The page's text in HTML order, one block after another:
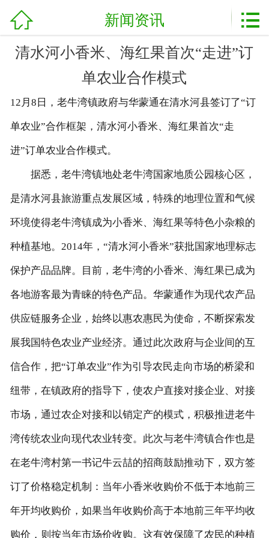
网站首页
关于我们
产品展示
新闻资讯
客户案例
资质荣誉
农业技术
联系我们
 新闻资讯 
清水河小香米、海红果首次“走进”订
单农业合作模式
12月8日，老牛湾镇政府与华蒙通在清水河县签订了“订
单农业”合作框架，清水河小香米、海红果首次“走
进”订单农业合作模式。
据悉，老牛湾镇地处老牛湾国家地质公园核心区，
是清水河县旅游重点发展区域，特殊的地理位置和气候
环境使得老牛湾镇成为小香米、海红果等特色小杂粮的
种植基地。2014年，“清水河小香米”获批国家地理标志
保护产品品牌。目前，老牛湾的小香米、海红果已成为
各地游客最为青睐的特色产品。华蒙通作为现代农产品
供应链服务企业，始终以惠农惠民为使命，不断探索发
展我国特色农业产业经济。通过此次政府与企业间的互
信合作，把“订单农业”作为引导农民走向市场的桥梁和
纽带，在镇政府的指导下，使农户直接对接企业、对接
市场，通过农企对接和以销定产的模式，积极推进老牛
湾传统农业向现代农业转变。此次与老牛湾镇合作也是
在老牛湾村第一书记牛云喆的招商鼓励推动下，双方签
订了价格稳定机制：当年小香米收购价不低于本地前三
年开均收购价，如果当年收购价高于本地前三年平均收
购价，则按当年市场价收购。这有效保障了农民的种植